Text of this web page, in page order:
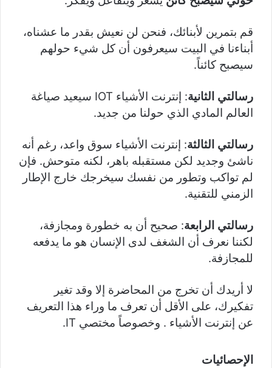
قم بتمرين لأبنائك، فنحن لن نعيش بقدر ما عشناه،
أبناءنا في البيت سيعرفون أن كل شيء حولهم
سيصبح كائناً.
رسالتي الثانية
: إنترنت الأشياء IOT سيعيد صياغة
العالم المادي الذي حولنا من جديد.
رسالتي الثالثة: إنترنت الأشياء سوق واعد، رغم أنه
ناشئ وجديد لكن مستقبله باهر، لكنه متوحش. فإن
لم تواكب وتطور من نفسك سيخرجك خارج الإطار
الزمني للتقنية.
رسالتي الرابعة: صحيح أن به خطورة ومجازفة،
لكننا نعرف أن الشغف لدى الإنسان هو ما يدفعه
للمجازفة.
لا أريدك أن تخرج من المحاضرة إلا وقد تغير
تفكيرك، على الأقل أن تعرف ما وراء هذا التعريف
عن إنترنت الأشياء . وخصوصاً مختصي IT.
الإحصائيات